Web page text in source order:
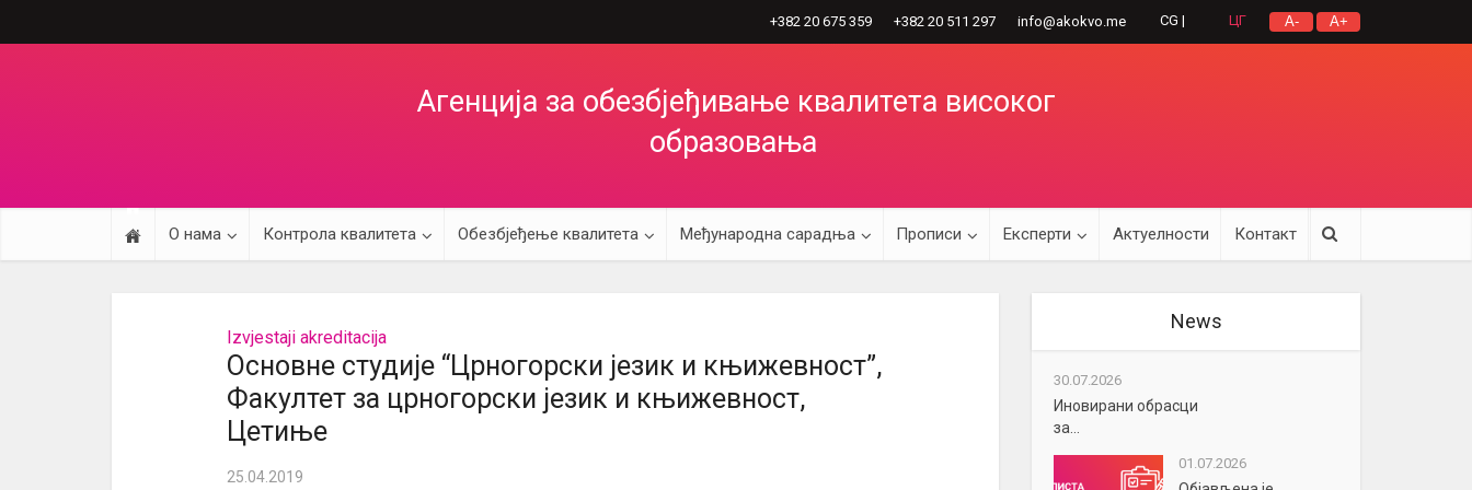
A- A+
+382 20 675 359 +382 20 511 297 info@akokvo.me CG | ЦГ
Агенција за обезбјеђивање квалитета високог
образовања
О нама Контрола квалитета Обезбјеђење квалитета Међународна сарадња Прописи Експерти Актуелности Контакт
Izvjestaji akreditacija
Основне студије “Црногорски језик и књижевност”,
Факултет за црногорски језик и књижевност,
Цетиње
25.04.2019
News
30.07.2026
Иновирани обрасци
за...
01.07.2026